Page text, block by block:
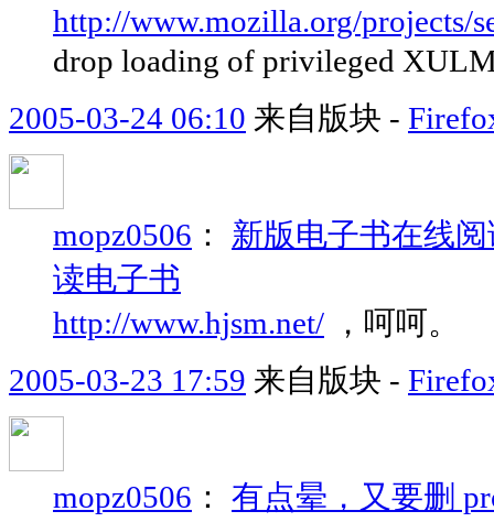
http://www.mozilla.org/projects/
drop loading of privileged
2005-03-24 06:10 来自版块 -
mopz0506 ： 新版电子书在线
读电子书
http://www.hjsm.net/ ，呵呵。
2005-03-23 17:59 来自版块 -
mopz0506 ： 有点晕，又要删